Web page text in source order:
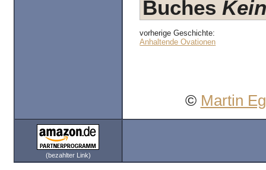
Buches
vorherige Geschichte:
Anhaltende Ovationen
© Martin
(bezahlter Link)